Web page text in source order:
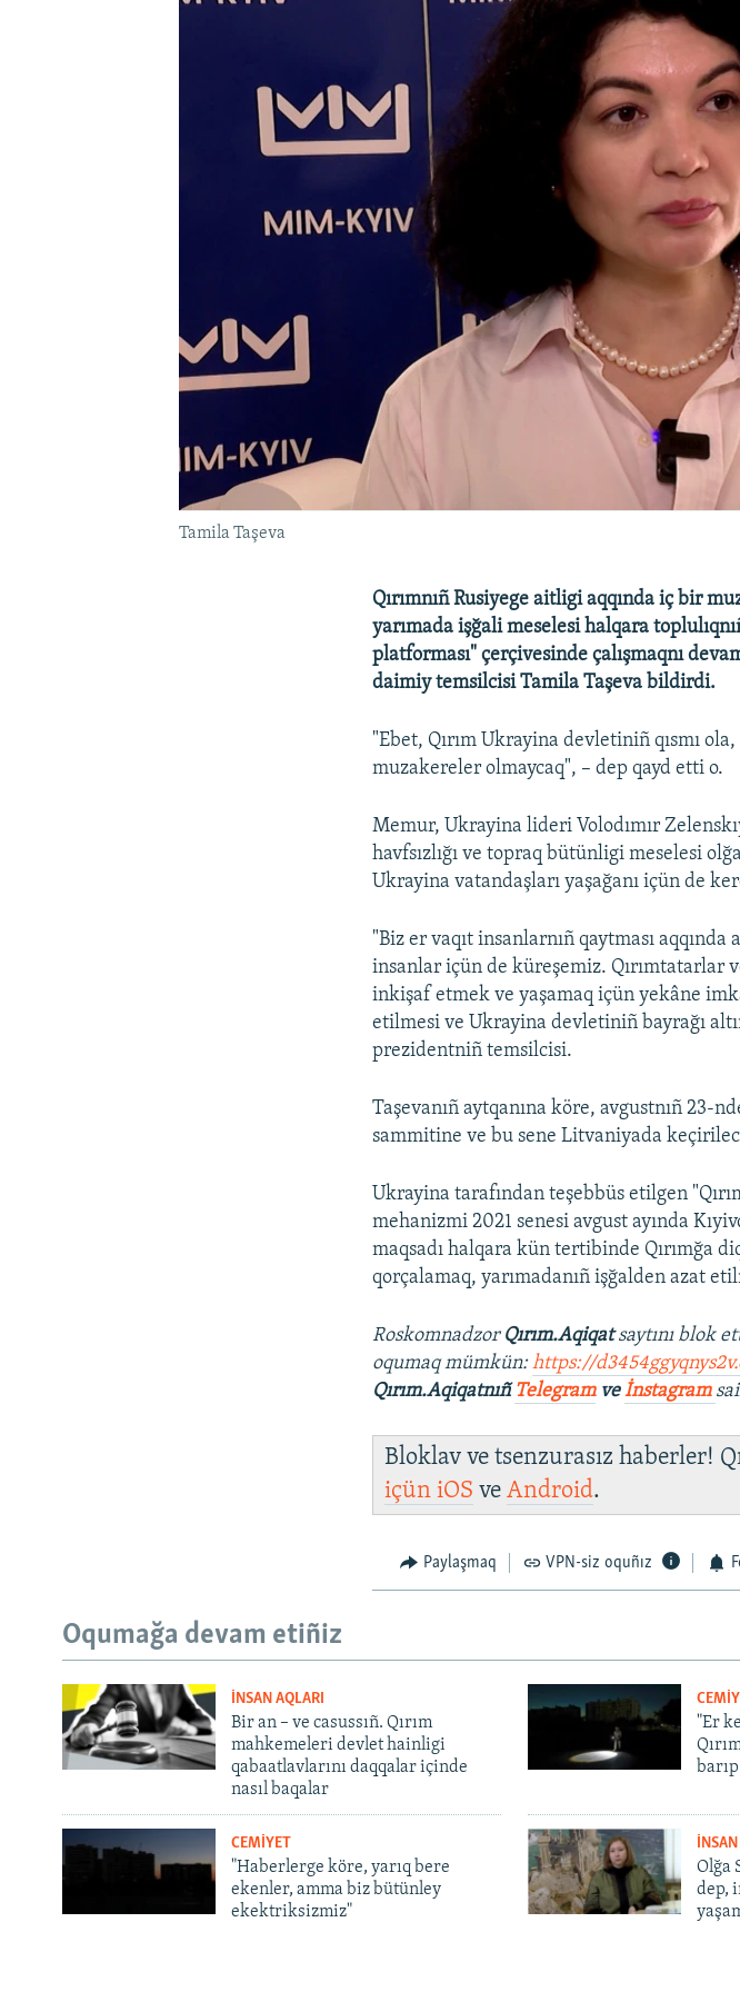
Tamila Taşeva
Qırımnıñ Rusiyege aitligi aqqında iç bir
yarımada işğali meselesi halqara
platforması" çerçivesinde çalışmaqnı
daimiy temsilcisi Tamila Taşeva bildirdi.
"Ebet, Qırım Ukrayina devletiniñ qısmı
muzakereler olmaycaq", – dep qayd etti o.
Memur, Ukrayina lideri Volodımır
havfsızlığı ve topraq bütünligi meselesi
Ukrayina vatandaşları yaşağanı içün de
"Biz er vaqıt insanlarnıñ qaytması
insanlar içün de küreşemiz. Qırımtatarlar
inkişaf etmek ve yaşamaq içün yekâne
etilmesi ve Ukrayina devletiniñ bayrağı
prezidentniñ temsilcisi.
Taşevanıñ aytqanına köre, avgustnıñ 23-
sammitine ve bu sene Litvaniyada
Ukrayina tarafından teşebbüs etilgen
mehanizmi 2021 senesi avgust ayında
maqsadı halqara kün tertibinde Qırımğa
qorçalamaq, yarımadanıñ işğalden azat
Roskomnadzor Qırım.Aqiqatsaytını blok
oqumaq mümkün:https://
Qırım.AqiqatnıñTelegramveİnstagram
Bloklav ve tsenzurasız haberler!
içüniOS veAndroid.
Paylaşmaq VPN-siz oquñız
Oqumağa devam etiñiz
İNSAN AQLARI
Bir an – ve casussıñ. Qırım
mahkemeleri devlet hainligi
qabaatlavlarını daqqalar içinde
nasıl baqalar
"Er
CEMİYET
"Haberlerge köre, yarıq bere
ekenler, amma biz bütünley
ekektriksizmiz"
Olğa
dep,